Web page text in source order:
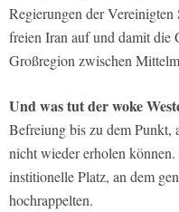
Regierungen der Vereinigten
freien Iran auf und damit die
Großregion zwischen
Und was tut der woke
Befreiung bis zu dem Punkt,
nicht wieder erholen
institionelle Platz, an dem
hochrappelten.